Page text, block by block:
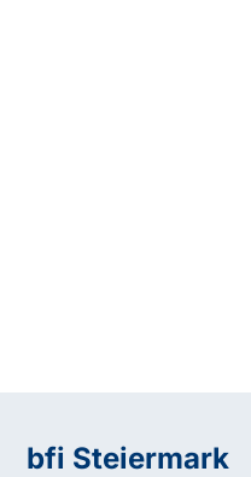
bfi Steiermark